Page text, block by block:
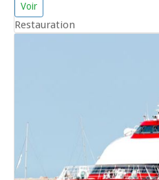
Voir
Restauration